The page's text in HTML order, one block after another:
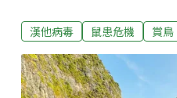
更是絡繹不絕。他們最嚮往
叫做白喉巨隼（White-
個名字：達爾文巨隼（
漢他病毒 鼠患危機 賞鳥